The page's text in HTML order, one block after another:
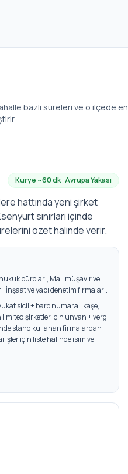
bazlı süreleri ve o ilçede en
Kurye ~60dk ·AvrupaYakası
hattında yeni şirket
sınırları içinde
özet halinde verir.
büroları, Mali müşavir ve
İnşaat ve yapı denetim firmaları.
sicil + baro numaralı kaşe,
şirketler için unvan + vergi
stand kullanan firmalardan
için liste halinde isim ve